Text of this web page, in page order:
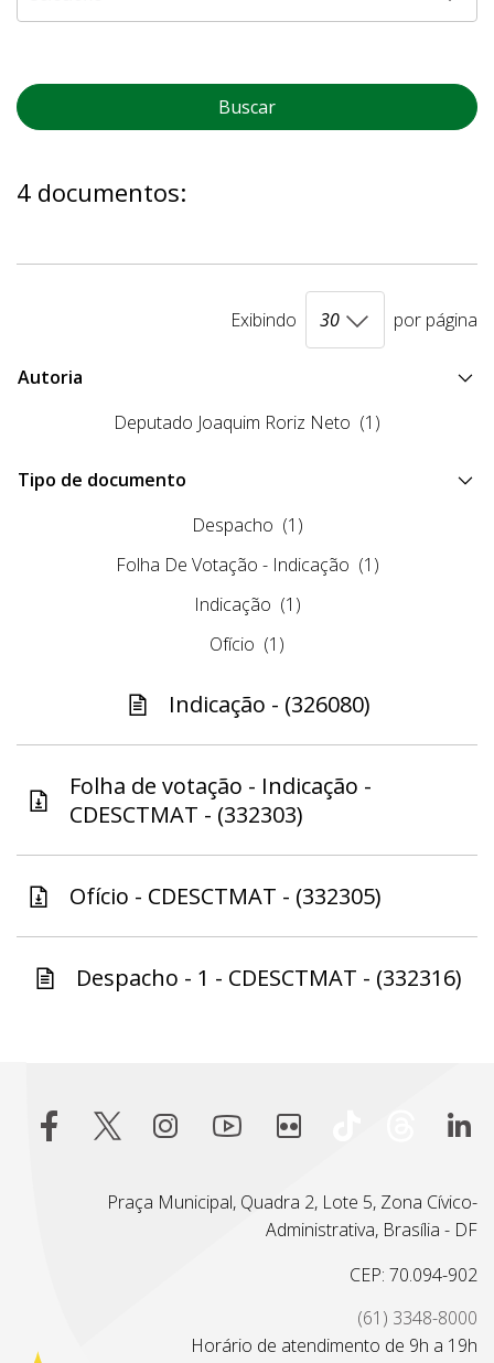
Buscar
4 documentos:
Exibindo por página
Autoria
Deputado Joaquim Roriz Neto (1)
Tipo de documento
Despacho (1)
Folha De Votação - Indicação (1)
Indicação (1)
Ofício (1)
Indicação - (326080)
Folha de votação - Indicação -
CDESCTMAT - (332303)
Ofício - CDESCTMAT - (332305)
Despacho - 1 - CDESCTMAT - (332316)
Praça Municipal, Quadra 2, Lote 5, Zona Cívico-
Administrativa, Brasília - DF
CEP: 70.094-902
(61) 3348-8000
Horário de atendimento de 9h a 19h